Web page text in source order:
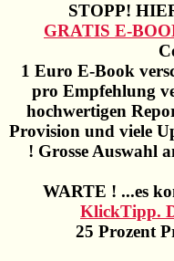
STOPP!
GRATIS E-
1 Euro E-Book
pro Empfehlung
hochwertigen
Provision und viele
! Grosse Auswahl
WARTE ! ...es
KlickTipp.
25 Prozent